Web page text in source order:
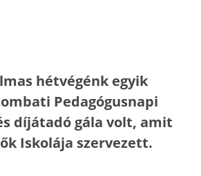
hétvégénk egyik
Pedagógusnapi
díjátadó gála volt, amit
Iskolája szervezett.